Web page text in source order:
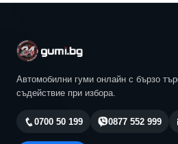
Автомобилни гуми онлайн с бързо
съдействие при избора.
0700 50 199 0877 552 999